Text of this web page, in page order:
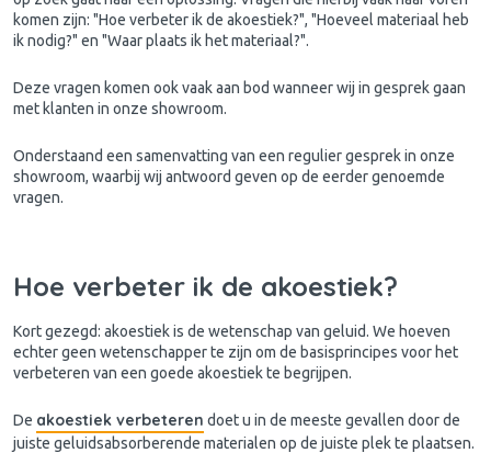
komen zijn: "Hoe verbeter ik de akoestiek?", "Hoeveel materiaal heb
ik nodig?" en "Waar plaats ik het materiaal?".
Deze vragen komen ook vaak aan bod wanneer wij in gesprek gaan
met klanten in onze showroom.
Onderstaand een samenvatting van een regulier gesprek in onze
showroom, waarbij wij antwoord geven op de eerder genoemde
vragen.
Hoe verbeter ik de akoestiek?
Kort gezegd: akoestiek is de wetenschap van geluid. We hoeven
echter geen wetenschapper te zijn om de basisprincipes voor het
verbeteren van een goede akoestiek te begrijpen.
De akoestiek verbeteren doet u in de meeste gevallen door de
juiste geluidsabsorberende materialen op de juiste plek te plaatsen.